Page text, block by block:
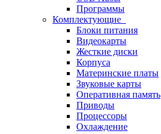
Программы
Комплектующие
Блоки питания
Видеокарты
Жесткие диски
Корпуса
Материнские платы
Звуковые карты
Оперативная память
Приводы
Процессоры
Охлаждение